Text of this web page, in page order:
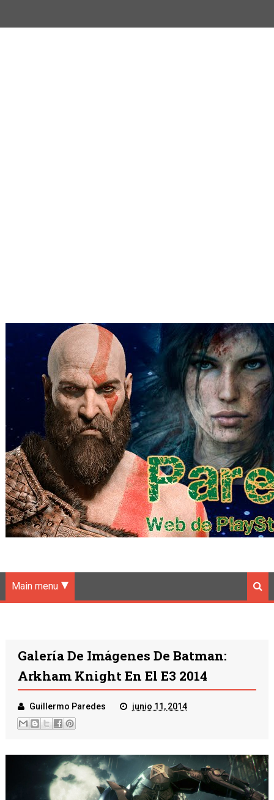
Main menu
Galería De Imágenes De Batman:
Arkham Knight En El E3 2014
Guillermo Paredes junio 11, 2014